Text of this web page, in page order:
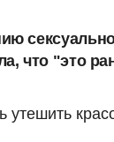
что "это
утешить